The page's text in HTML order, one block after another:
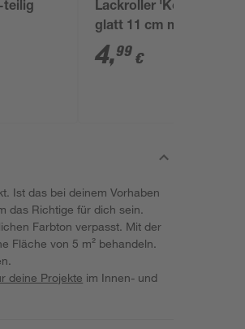
teilig
Lackroller 'Komfort'
glatt 11 cm mit
kurzem Bügel
4,99 €
Ist das bei deinem Vorhaben
das Richtige für dich sein.
Farbton verpasst. Mit der
Fläche von 5 m² behandeln.
deine Projekte im Innen- und